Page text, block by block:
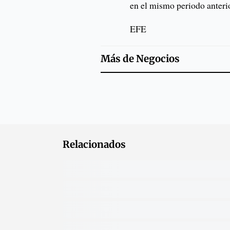
en el mismo periodo
EFE
Más deNegocios
Relacionados